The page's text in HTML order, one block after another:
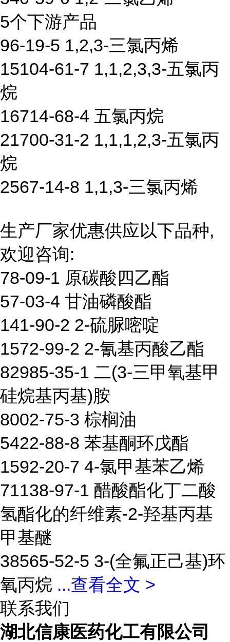
5个下游产品
96-19-5 1,2,3-三氯丙烯
15104-61-7 1,1,2,3,3-五氯丙
烷
16714-68-4 五氯丙烷
21700-31-2 1,1,1,2,3-五氯丙
烷
2567-14-8 1,1,3-三氯丙烯
生产厂家优惠供应以下品种,
欢迎咨询:
78-09-1 原碳酸四乙酯
57-03-4 甘油磷酸酯
141-90-2 2-硫脲嘧啶
1572-99-2 2-氰基丙酸乙酯
82985-35-1 二(3-三甲氧基甲
硅烷基丙基)胺
8002-75-3 棕榈油
5422-88-8 苯基酮环戊酯
1592-20-7 4-氯甲基苯乙烯
71138-97-1 醋酸酯化丁二酸
氢酯化的纤维素-2-羟基丙基
甲基醚
38565-52-5 3-(全氟正己基)环
氧丙烷 ...查看全文 >
联系我们
湖北信康医药化工有限公司